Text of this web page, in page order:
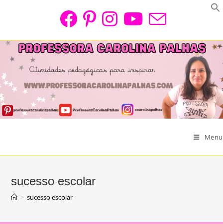
Menu
sucesso escolar
> sucesso escolar